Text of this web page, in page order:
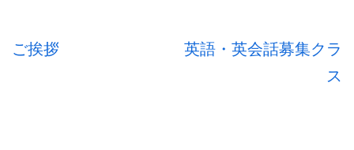
投
ご挨拶
英語・英会話募集クラ
ス